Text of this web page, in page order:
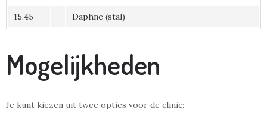
15.45 Daphne (stal)
Mogelijkheden
Je kunt kiezen uit twee opties voor de clinic: